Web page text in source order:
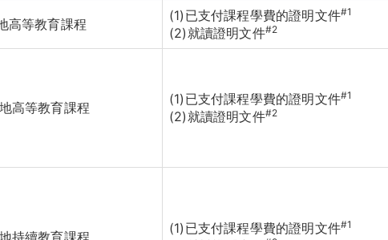
高等教育課程
(1)已支付課程學費的證明文件#1
(2)就讀證明文件#2
高等教育課程
(1)已支付課程學費的證明文件#1
(2)就讀證明文件#2
持續教育課程
(1)已支付課程學費的證明文件#1